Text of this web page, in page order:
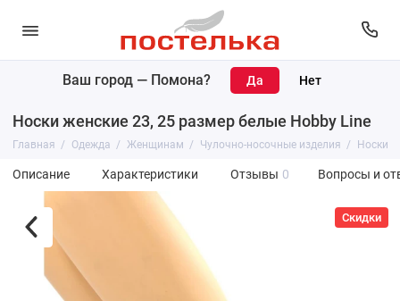
Ваш город — Помона?
Носки женские 23, 25 размер белые Hobby Line
Главная Одежда Женщинам Чулочно-носочные изделия Носки
Описание Характеристики Отзывы 0 Вопросы и
Скидки